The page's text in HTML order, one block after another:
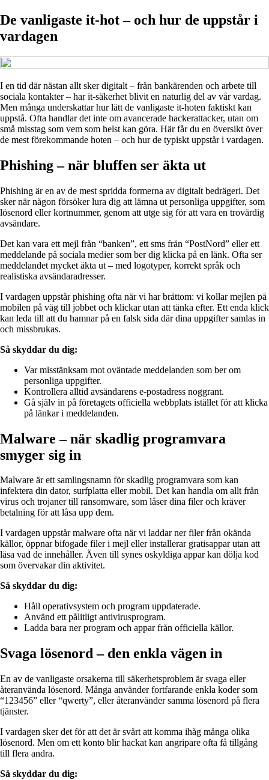
De vanligaste it-hot – och hur de uppstår i
vardagen
I en tid där nästan allt sker digitalt – från bankärenden och arbete till
sociala kontakter – har it-säkerhet blivit en naturlig del av vår vardag.
Men många underskattar hur lätt de vanligaste it-hoten faktiskt kan
uppstå. Ofta handlar det inte om avancerade hackerattacker, utan om
små misstag som vem som helst kan göra. Här får du en översikt över
de mest förekommande hoten – och hur de typiskt uppstår i vardagen.
Phishing – när bluffen ser äkta ut
Phishing är en av de mest spridda formerna av digitalt bedrägeri. Det
sker när någon försöker lura dig att lämna ut personliga uppgifter, som
lösenord eller kortnummer, genom att utge sig för att vara en trovärdig
avsändare.
Det kan vara ett mejl från “banken”, ett sms från “PostNord” eller ett
meddelande på sociala medier som ber dig klicka på en länk. Ofta ser
meddelandet mycket äkta ut – med logotyper, korrekt språk och
realistiska avsändaradresser.
I vardagen uppstår phishing ofta när vi har bråttom: vi kollar mejlen på
mobilen på väg till jobbet och klickar utan att tänka efter. Ett enda klick
kan leda till att du hamnar på en falsk sida där dina uppgifter samlas in
och missbrukas.
Så skyddar du dig:
Var misstänksam mot oväntade meddelanden som ber om
personliga uppgifter.
Kontrollera alltid avsändarens e-postadress noggrant.
Gå själv in på företagets officiella webbplats istället för att klicka
på länkar i meddelanden.
Malware – när skadlig programvara
smyger sig in
Malware är ett samlingsnamn för skadlig programvara som kan
infektera din dator, surfplatta eller mobil. Det kan handla om allt från
virus och trojaner till ransomware, som låser dina filer och kräver
betalning för att låsa upp dem.
I vardagen uppstår malware ofta när vi laddar ner filer från okända
källor, öppnar bifogade filer i mejl eller installerar gratisappar utan att
läsa vad de innehåller. Även till synes oskyldiga appar kan dölja kod
som övervakar din aktivitet.
Så skyddar du dig:
Håll operativsystem och program uppdaterade.
Använd ett pålitligt antivirusprogram.
Ladda bara ner program och appar från officiella källor.
Svaga lösenord – den enkla vägen in
En av de vanligaste orsakerna till säkerhetsproblem är svaga eller
återanvända lösenord. Många använder fortfarande enkla koder som
“123456” eller “qwerty”, eller återanvänder samma lösenord på flera
tjänster.
I vardagen sker det för att det är svårt att komma ihåg många olika
lösenord. Men om ett konto blir hackat kan angripare ofta få tillgång
till flera andra.
Så skyddar du dig: